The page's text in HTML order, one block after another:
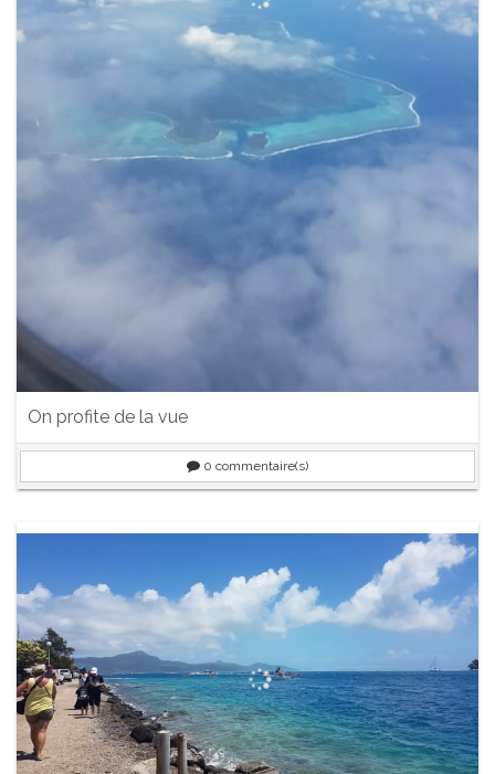
On profite de la vue
0 commentaire(s)